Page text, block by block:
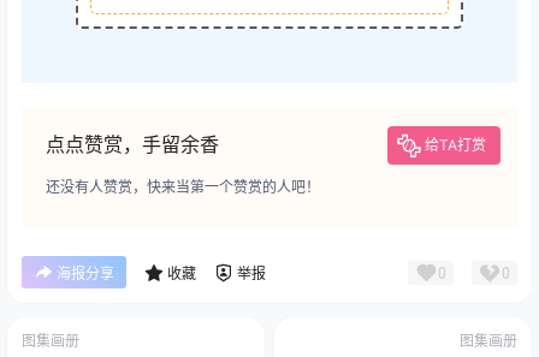
点点赞赏，手留余香 给TA打赏
还没有人赞赏，快来当第一个赞赏的人吧！
海报分享 收藏 举报 0 0
图集画册 图集画册